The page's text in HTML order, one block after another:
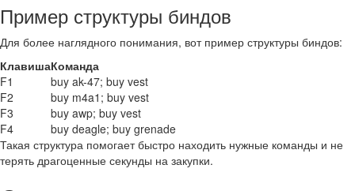
Пример структуры биндов
Для более наглядного понимания, вот пример структуры биндов:
КлавишаКоманда
F1
buy ak-47; buy vest
F2
buy m4a1; buy vest
F3
buy awp; buy vest
F4
buy deagle; buy grenade
Такая структура помогает быстро находить нужные команды и не
терять драгоценные секунды на закупки.